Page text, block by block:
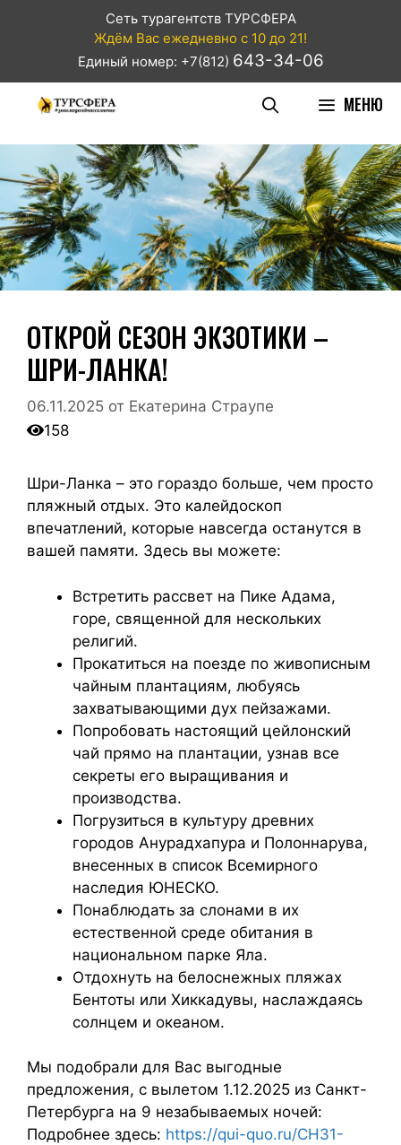
Сеть турагентств ТУРСФЕРА
Ждём Вас ежедневно с 10 до 21!
Единый номер: +7(812) 643-34-06
МЕНЮ
ОТКРОЙ СЕЗОН ЭКЗОТИКИ –
ШРИ-ЛАНКА!
06.11.2025 от Екатерина Страупе
158
Шри-Ланка – это гораздо больше, чем просто
пляжный отдых. Это калейдоскоп
впечатлений, которые навсегда останутся в
вашей памяти. Здесь вы можете:
Встретить рассвет на Пике Адама,
горе, священной для нескольких
религий.
Прокатиться на поезде по живописным
чайным плантациям, любуясь
захватывающими дух пейзажами.
Попробовать настоящий цейлонский
чай прямо на плантации, узнав все
секреты его выращивания и
производства.
Погрузиться в культуру древних
городов Анурадхапура и Полоннарува,
внесенных в список Всемирного
наследия ЮНЕСКО.
Понаблюдать за слонами в их
естественной среде обитания в
национальном парке Яла.
Отдохнуть на белоснежных пляжах
Бентоты или Хиккадувы, наслаждаясь
солнцем и океаном.
Мы подобрали для Вас выгодные
предложения, с вылетом 1.12.2025 из Санкт-
Петербурга на 9 незабываемых ночей:
Подробнее здесь: https://qui-quo.ru/CH31-